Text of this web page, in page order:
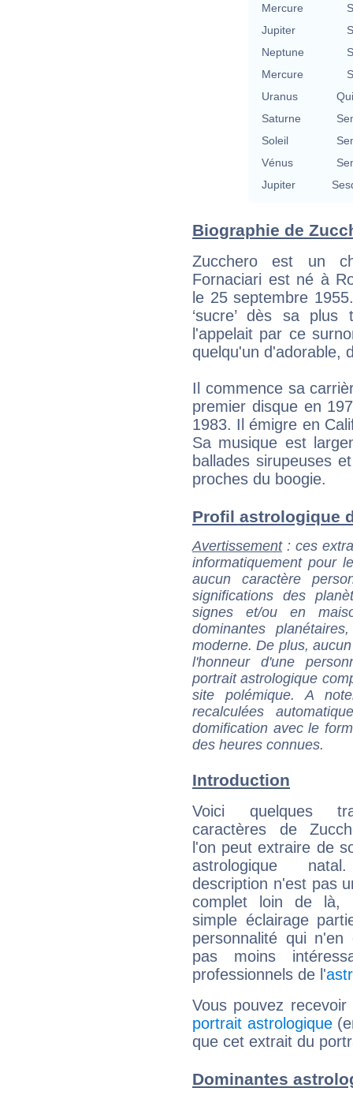
Mercure
Jupiter
Neptune
Mercure
Uranus
Saturne
Soleil
Vénus
Jupiter
Biographie de
Zucchero est un
Fornaciari est né à
le 25 septembre
‘sucre’ dès sa
l'appelait par ce
quelqu'un d'adorable,
Il commence sa
premier disque en
1983. Il émigre en
Sa musique est
ballades sirupeuses
proches du boogie.
Profil astrologique
Avertissement: ces
informatiquement pour
aucun caractère
significations des
signes et/ou en
dominantes
moderne. De plus,
l'honneur d'une
portrait astrologique
site polémique. A
recalculées
domification avec le
des heures connues.
Introduction
Voici quelques
caractères de
l'on peut extraire de
astrologique
description n'est pas
complet loin de là,
simple éclairage
personnalité qui n'en
pas moins
professionnels de l'
Vous pouvez
portrait astrologique
que cet extrait du
Dominantes